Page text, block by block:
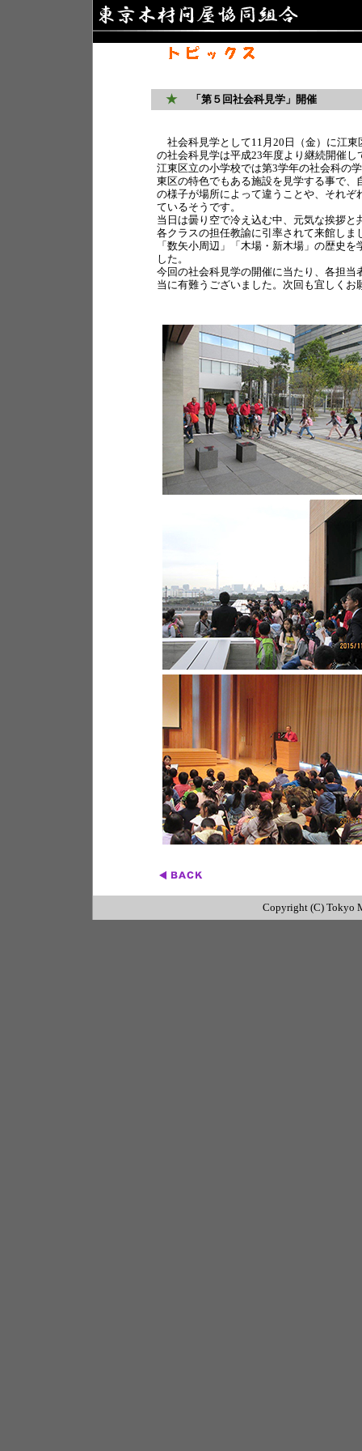
★ 「第５回社会科見学」開催
社会科見学として11月20日（金）に江
の社会科見学は平成23年度より継続開催
江東区立の小学校では第3学年の社会科の
東区の特色でもある施設を見学する事で
の様子が場所によって違うことや、それ
ているそうです。
当日は曇り空で冷え込む中、元気な挨拶
各クラスの担任教諭に引率されて来館し
「数矢小周辺」「木場・新木場」の歴史
した。
今回の社会科見学の開催に当たり、各担
当に有難うございました。次回も宜しくお
Copyright (C) Tokyo